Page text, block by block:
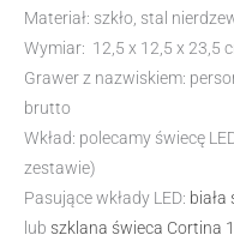
Materiał: szkło, stal
Wymiar: 12,5 x 12,5 x 23,5
Grawer z nazwiskiem:
brutto
Wkład: polecamy świecę
zestawie)
Pasujące wkłady LED:
lub szklana świeca Cortina